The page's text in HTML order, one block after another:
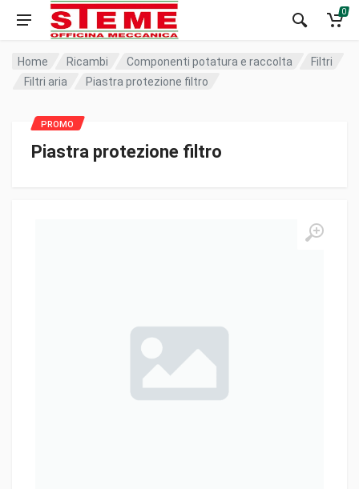
0
Home Ricambi Componenti potatura e raccolta
Filtri
Filtri aria
Piastra protezione filtro
Piastra protezione filtro